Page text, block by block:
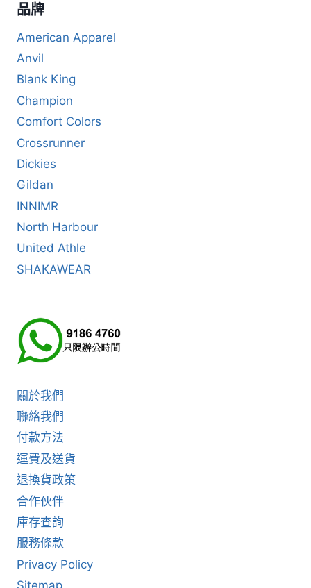
品牌
American Apparel
Anvil
Blank King
Champion
Comfort Colors
Crossrunner
Dickies
Gildan
INNIMR
North Harbour
United Athle
SHAKAWEAR
關於我們
聯絡我們
付款方法
運費及送貨
退換貨政策
合作伙伴
庫存查詢
服務條款
Privacy Policy